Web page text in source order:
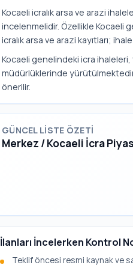
Kocaeli icralık arsa ve arazi
incelenmelidir. Özellikle Kocaeli
icralık arsa ve arazi kayıtları;
Kocaeli genelindeki icra ihaleleri,
müdürlüklerinde
önerilir.
GÜNCEL LISTE ÖZETI
Merkez / Kocaeli İcra
İlanları İncelerken Kontrol
Teklif öncesi resmi kaynak ve